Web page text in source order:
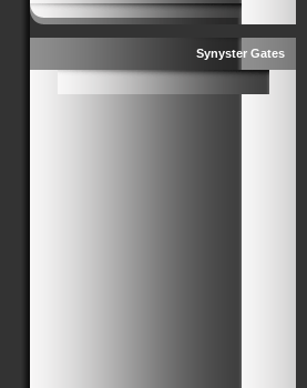
Synyster Gates